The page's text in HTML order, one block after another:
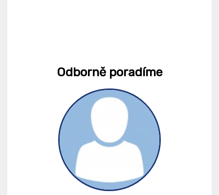
Odborně poradíme